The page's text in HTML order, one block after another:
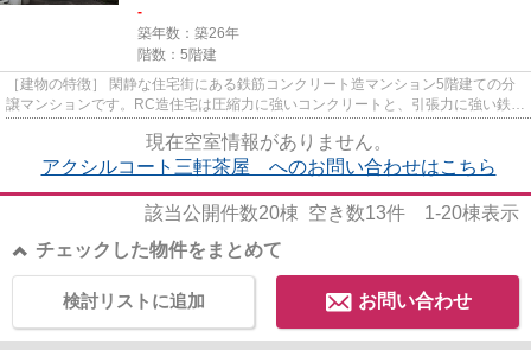
-
築年数：築26年
階数：5階建
［建物の特徴］ 閑静な住宅街にある鉄筋コンクリート造マンション5階建ての分
譲マンションです。RC造住宅は圧縮力に強いコンクリートと、引張力に強い鉄筋
を組み合わせているため、そ...
現在空室情報がありません。
アクシルコート三軒茶屋 へのお問い合わせはこちら
該当公開件数20棟 空き数13件 1-20棟表示
チェックした物件をまとめて
お問い合わせ
検討リストに追加